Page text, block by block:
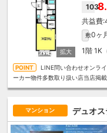
103
敷0ヶ
1階 1K
LINE問い合わせオンラ
ーカー物件多数取り扱い店当店掲
マンション デュオ